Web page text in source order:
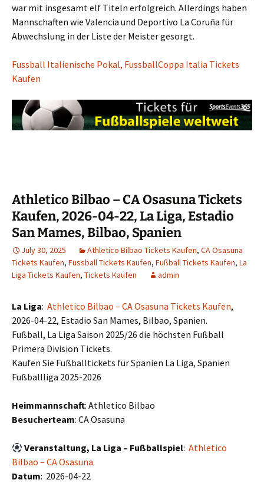
war mit insgesamt elf Titeln erfolgreich. Allerdings haben
Mannschaften wie Valencia und Deportivo La Coruña für
Abwechslung in der Liste der Meister gesorgt.
Fussball Italienische Pokal, FussballCoppa Italia Tickets
Kaufen
Athletico Bilbao – CA Osasuna Tickets
Kaufen, 2026-04-22, La Liga, Estadio
San Mames, Bilbao, Spanien
July 30, 2025 Athletico Bilbao Tickets Kaufen, CA Osasuna
Tickets Kaufen, Fussball Tickets Kaufen, Fußball Tickets Kaufen, La
Liga Tickets Kaufen, Tickets Kaufen admin
La Liga: Athletico Bilbao – CA Osasuna Tickets Kaufen,
2026-04-22, Estadio San Mames, Bilbao, Spanien.
Fußball, La Liga Saison 2025/26 die höchsten Fußball
Primera Division Tickets.
Kaufen Sie Fußballtickets für Spanien La Liga, Spanien
Fußballliga 2025-2026
Heimmannschaft: Athletico Bilbao
Besucherteam: CA Osasuna
Veranstaltung, La Liga – Fußballspiel:Athletico
Bilbao – CA Osasuna.
Datum: 2026-04-22